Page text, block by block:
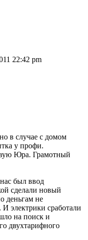
22:42 pm
в случае с домом
у профи.
Юра. Грамотный
был ввод
сделали новый
деньгам не
электрики сработали
на поиск и
двухтарифного